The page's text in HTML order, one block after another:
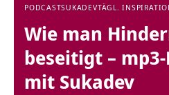
PODCASTSUKADEVTÄGL.
Wie man
beseitigt –
mit Sukadev